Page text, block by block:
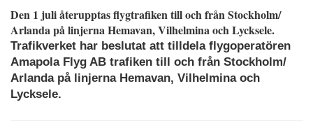
Den 1 juli återupptas flygtrafiken till och från Stockholm/
Arlanda på linjerna Hemavan, Vilhelmina och Lycksele.
Trafikverket har beslutat att tilldela flygoperatören
Amapola Flyg AB trafiken till och från Stockholm/
Arlanda på linjerna Hemavan, Vilhelmina och
Lycksele.